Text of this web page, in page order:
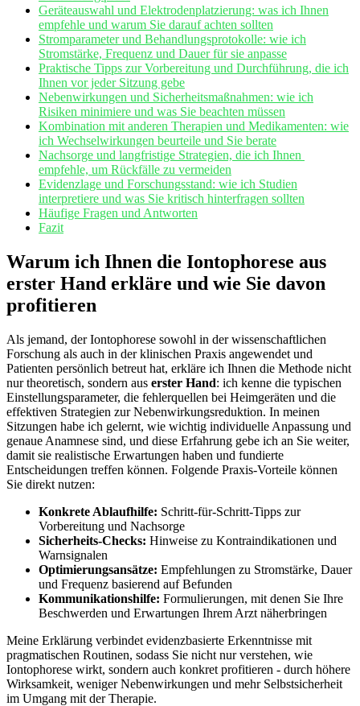
Geräteauswahl und Elektrodenplatzierung: was ich Ihnen
empfehle und warum Sie darauf achten sollten
Stromparameter und Behandlungsprotokolle: wie ich
Stromstärke, Frequenz und Dauer ⁣für sie anpasse
Praktische Tipps zur Vorbereitung und Durchführung, die ⁤ich
Ihnen vor jeder Sitzung gebe
Nebenwirkungen und‍ Sicherheitsmaßnahmen: wie ich
Risiken minimiere und was ⁣Sie beachten müssen
Kombination mit anderen Therapien und Medikamenten: wie
ich Wechselwirkungen beurteile und Sie berate
Nachsorge und langfristige Strategien, die ich⁤ Ihnen ​
empfehle, um Rückfälle‌ zu vermeiden
Evidenzlage und Forschungsstand: wie ich Studien
interpretiere und was Sie kritisch hinterfragen sollten
Häufige Fragen und Antworten
Fazit
Warum ich Ihnen die Iontophorese aus
erster Hand ⁢erkläre und wie Sie davon
profitieren
Als jemand, der Iontophorese sowohl in der wissenschaftlichen
Forschung als auch​ in der klinischen Praxis angewendet und
Patienten‍ persönlich betreut hat, erkläre ich ⁣Ihnen die Methode nicht
nur theoretisch, sondern aus erster Hand: ich kenne die typischen
Einstellungsparameter, die fehlerquellen bei ⁣Heimgeräten und die
effektiven Strategien zur Nebenwirkungsreduktion. In meinen
Sitzungen habe ich gelernt, wie wichtig individuelle Anpassung und
genaue Anamnese sind, und diese Erfahrung gebe ich an Sie weiter,
damit sie realistische Erwartungen haben und fundierte
Entscheidungen​ treffen ⁢können. Folgende Praxis-Vorteile können
Sie direkt nutzen:
Konkrete Ablaufhilfe: Schritt-für-Schritt-Tipps zur
Vorbereitung und Nachsorge
Sicherheits-Checks: Hinweise zu Kontraindikationen und
Warnsignalen
Optimierungsansätze: Empfehlungen ‌zu ⁢Stromstärke, ⁤Dauer
und Frequenz basierend auf Befunden
Kommunikationshilfe: Formulierungen, mit denen Sie Ihre
Beschwerden und Erwartungen Ihrem Arzt näherbringen
Meine Erklärung verbindet evidenzbasierte Erkenntnisse⁣ mit
pragmatischen Routinen, sodass Sie⁤ nicht nur verstehen, wie
Iontophorese wirkt, sondern auch konkret profitieren ‌-⁢ durch höhere
Wirksamkeit, weniger Nebenwirkungen und mehr Selbstsicherheit
‌im Umgang mit der Therapie.